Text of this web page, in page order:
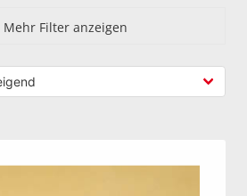
Mehr Filter anzeigen